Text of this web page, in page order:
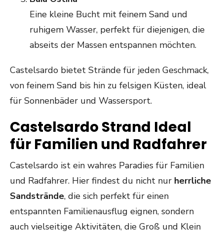
Eine kleine Bucht mit feinem Sand und
ruhigem Wasser, perfekt für diejenigen, die
abseits der Massen entspannen möchten.
Castelsardo bietet Strände für jeden Geschmack,
von feinem Sand bis hin zu felsigen Küsten, ideal
für Sonnenbäder und Wassersport.
Castelsardo Strand Ideal
für Familien und Radfahrer
Castelsardo ist ein wahres Paradies für Familien
und Radfahrer. Hier findest du nicht nur herrliche
Sandstrände, die sich perfekt für einen
entspannten Familienausflug eignen, sondern
auch vielseitige Aktivitäten, die Groß und Klein